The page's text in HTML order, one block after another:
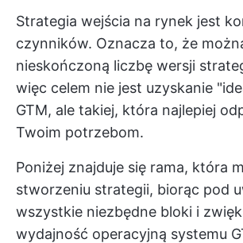
Strategia wejścia na rynek jest
czynników. Oznacza to, że
nieskończoną liczbę wersji
więc celem nie jest uzyskanie
GTM, ale takiej, która najlepiej
Twoim potrzebom.
Poniżej znajduje się rama, która
stworzeniu strategii, biorąc pod
wszystkie niezbędne bloki i
wydajność operacyjną systemu